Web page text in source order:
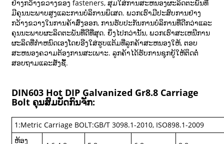
ຢ່າງກວ້າງຂວາງຂອງ fasteners, ສຸມໃສ່ການສະຫນອງຜະລິດຕະພັນທີ່
ມີຄຸນນະພາບສູງແລະການບໍລິການພິເສດ. ພວກ​ເຮົາ​ມີ​ປະ​ສົບ​ການ​ຢ່າງ​
ກວ້າງ​ຂວາງ​ໃນ​ການ​ຄ້າ​ສົ່ງ​ອອກ​, ການ​ຮັບ​ປະ​ກັນ​ການ​ບໍ​ລິ​ການ​ທີ່​ດີກ​ວ່າ​ແລະ​
ຄຸນ​ນະ​ພາບ​ຜະ​ລິດ​ຕະ​ພັນ​ທີ່​ດີ​ທີ່​ສຸດ​. ຍິ່ງໄປກວ່ານັ້ນ, ພວກເຮົາສະເຫນີການ
ຜະລິດທີ່ກໍາຫນົດເອງໂດຍອີງໃສ່ຮູບແຕ້ມທີ່ລູກຄ້າສະຫນອງໃຫ້, ຕອບ
ສະຫນອງຄວາມຕ້ອງການສະເພາະ. ລູກຄ້າໄດ້ຮັບການຊຸກຍູ້ໃຫ້ຕິດຕໍ່
ສອບຖາມແລະສັ່ງຊື້.
DIN603 Hot DIP Galvanized Gr8.8 Carriage
Bolt ຄຸນສົມບັດກົນຈັກ:
1:Metric Carriage BOLT:GB/T 3098.1-2010, ISO898.1-2009
ຫ້ອງ